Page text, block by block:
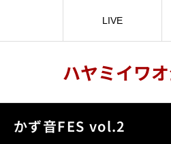
ハヤミイワ
LIVE
かず音FES vol.2